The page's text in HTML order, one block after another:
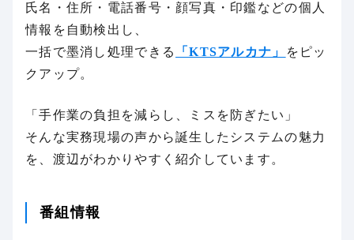
氏名・住所・電話番号・顔写真・印鑑などの個人
情報を自動検出し、
一括で墨消し処理できる
「KTSアルカナ」
をピッ
クアップ。
「手作業の負担を減らし、ミスを防ぎたい」
そんな実務現場の声から誕生したシステムの魅力
を、渡辺がわかりやすく紹介しています。
番組情報